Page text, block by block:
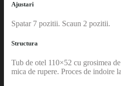
Ajustari
Spatar 7 pozitii. Scaun 2 pozitii.
Structura
Tub de otel 110×52 cu grosimea
mica de rupere. Proces de indoire